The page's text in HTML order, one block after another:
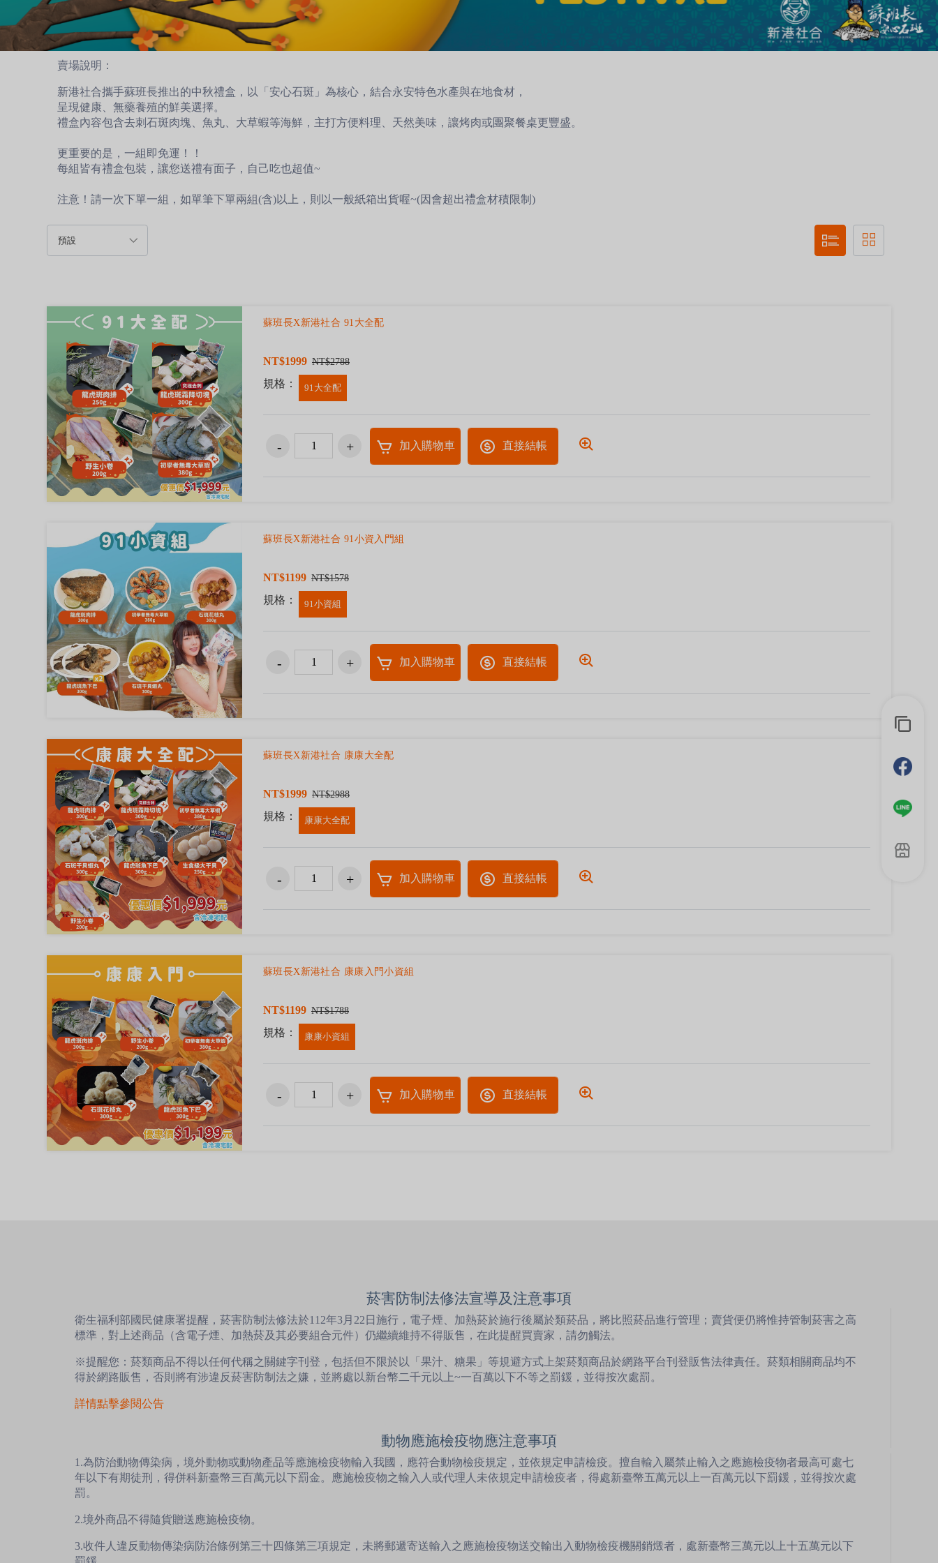
賣場說明：
新港社合攜手蘇班長推出的中秋禮盒，以「安心石斑」為核心，結合永安特色水產與在地食材，
呈現健康、無藥養殖的鮮美選擇。
禮盒內容包含去刺石斑肉塊、魚丸、大草蝦等海鮮，主打方便料理、天然美味，讓烤肉或團聚餐桌更豐盛。
更重要的是，一組即免運！！
每組皆有禮盒包裝，讓您送禮有面子，自己吃也超值~
注意！請一次下單一組，如單筆下單兩組(含)以上，則以一般紙箱出貨喔~(因會超出禮盒材積限制)
蘇班長X新港社合 91大全配
NT$1999 NT$2788
規格： 91大全配
加入購物車 直接結帳
蘇班長X新港社合 91小資入門組
NT$1199 NT$1578
規格： 91小資組
加入購物車 直接結帳
蘇班長X新港社合 康康大全配
NT$1999 NT$2988
規格： 康康大全配
加入購物車 直接結帳
蘇班長X新港社合 康康入門小資組
NT$1199 NT$1788
規格： 康康小資組
加入購物車 直接結帳
菸害防制法修法宣導及注意事項
衛生福利部國民健康署提醒，菸害防制法修法於112年3月22日施行，電子煙、加熱菸於施行後屬於類菸品，將比照菸品進行管理；賣貨便仍將惟持管制菸害之高
標準，對上述商品（含電子煙、加熱菸及其必要組合元件）仍繼續維持不得販售，在此提醒買賣家，請勿觸法。
※提醒您：菸類商品不得以任何代稱之關鍵字刊登，包括但不限於以「果汁、糖果」等規避方式上架菸類商品於網路平台刊登販售法律責任。菸類相關商品均不
得於網路販售，否則將有涉違反菸害防制法之嫌，並將處以新台幣二千元以上~一百萬以下不等之罰鍰，並得按次處罰。
詳情點擊參閱公告
動物應施檢疫物應注意事項
1.為防治動物傳染病，境外動物或動物產品等應施檢疫物輸入我國，應符合動物檢疫規定，並依規定申請檢疫。擅自輸入屬禁止輸入之應施檢疫物者最高可處七
年以下有期徒刑，得併科新臺幣三百萬元以下罰金。應施檢疫物之輸入人或代理人未依規定申請檢疫者，得處新臺幣五萬元以上一百萬元以下罰鍰，並得按次處
罰。
2.境外商品不得隨貨贈送應施檢疫物。
3.收件人違反動物傳染病防治條例第三十四條第三項規定，未將郵遞寄送輸入之應施檢疫物送交輸出入動物檢疫機關銷燬者，處新臺幣三萬元以上十五萬元以下